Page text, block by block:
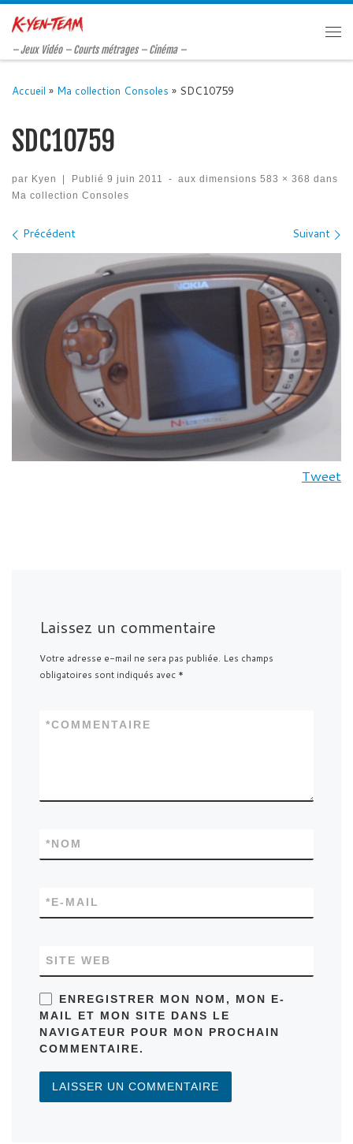
Passer au contenu
– Jeux Vidéo – Courts métrages – Cinéma –
Accueil » Ma collection Consoles » SDC10759
SDC10759
par Kyen | Publié 9 juin 2011 - aux dimensions 583 × 368 dans
Ma collection Consoles
Navigation des images
Précédent Suivant
Tweet
Laissez un commentaire
Votre adresse e-mail ne sera pas publiée. Les champs
obligatoires sont indiqués avec *
COMMENTAIRE
*
NOM
*
E-MAIL
*
SITE WEB
ENREGISTRER MON NOM, MON E-
MAIL ET MON SITE DANS LE
NAVIGATEUR POUR MON PROCHAIN
COMMENTAIRE.